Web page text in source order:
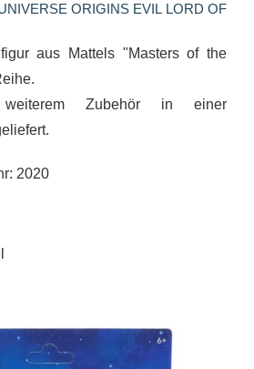
ORIGINS EVIL LORD OF
aus Mattels "Masters of the
Zubehör in einer
2020